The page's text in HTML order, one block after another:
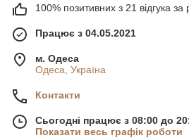
100% позитивних з 21 відгука за
Працює з 04.05.2021
м. Одеса
Одеса, Україна
Контакти
Сьогодні працює з 08:00 до
Показати весь графік роботи